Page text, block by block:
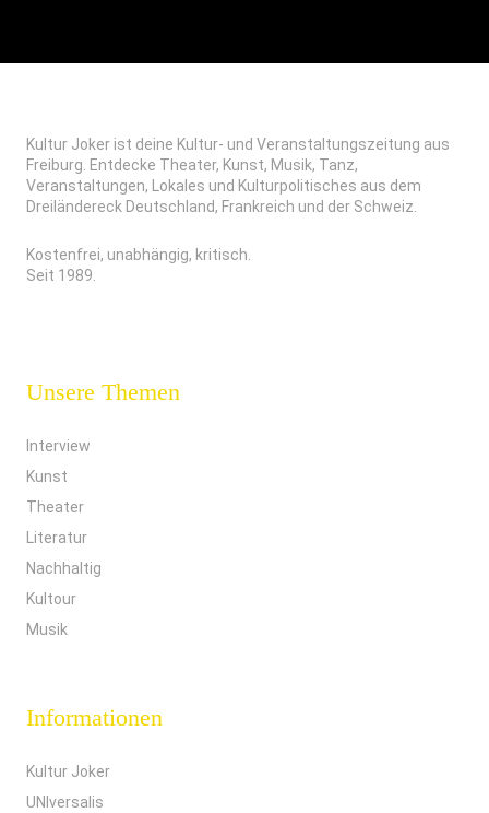
Kultur Joker ist deine Kultur- und Veranstaltungszeitung aus
Freiburg. Entdecke Theater, Kunst, Musik, Tanz,
Veranstaltungen, Lokales und Kulturpolitisches aus dem
Dreiländereck Deutschland, Frankreich und der Schweiz.
Kostenfrei, unabhängig, kritisch.
Seit 1989.
Unsere Themen
Interview
Kunst
Theater
Literatur
Nachhaltig
Kultour
Musik
Informationen
Kultur Joker
UNIversalis